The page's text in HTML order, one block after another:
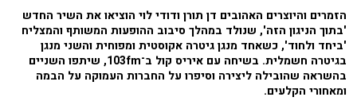
הזמרים והיוצרים האהובים דן תורן ודודי לוי הוציאו את השיר החדש
'בתוך הניגון הזה', שנולד במהלך סיבוב ההופעות המשותף והמצליח
'ביחד ולחוד', כשאחד מנגן גיטרה אקוסטית ומפוחית והשני מנגן
בגיטרה חשמלית. בשיחה עם איריס קול ב־103fm, שיתפו השניים
בהשראה שהובילה ליצירה וסיפרו על החברות העמוקה על הבמה
ומאחורי הקלעים.